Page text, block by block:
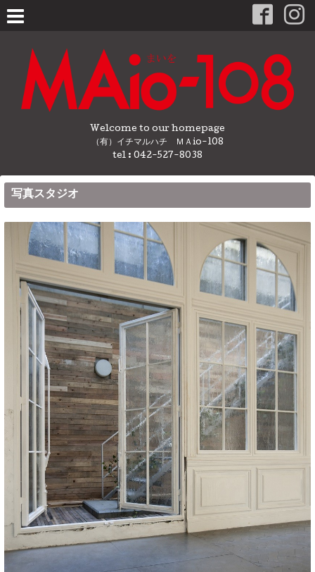
Welcome to our homepage
（有）イチマルハチ ＭＡio-108
tel : 042-527-8038
写真スタジオ